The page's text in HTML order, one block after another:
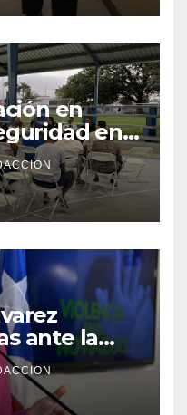
en
en
ante la